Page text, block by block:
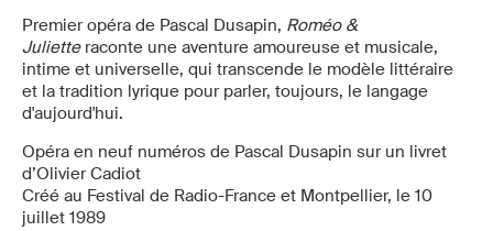
Premier opéra de Pascal Dusapin, Roméo &
Julietteraconte une aventure amoureuse et musicale,
intime et universelle, qui transcende le modèle littéraire
et la tradition lyrique pour parler, toujours, le langage
d'aujourd'hui.
Opéra en neuf numéros de Pascal Dusapin sur un livret
d’Olivier Cadiot
Créé au Festival de Radio-France et Montpellier, le 10
juillet 1989